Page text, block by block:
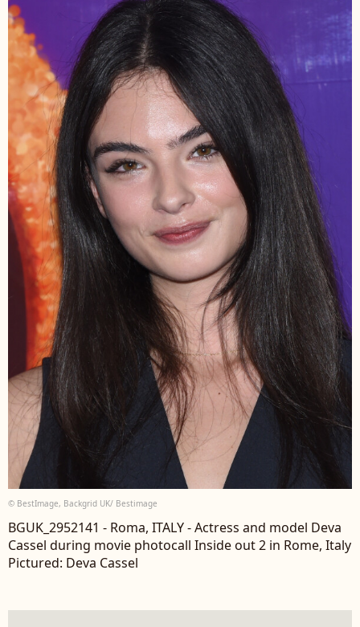
© BestImage, Backgrid UK/ Bestimage
BGUK_2952141 - Roma, ITALY - Actress and model Deva
Cassel during movie photocall Inside out 2 in Rome, Italy
Pictured: Deva Cassel